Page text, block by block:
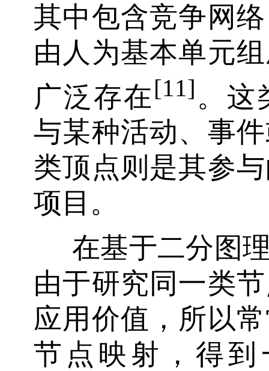
其中包含竞争网
由人为基本单元
广泛存在[11] 。这
与某种活动、事
类顶点则是其参
项目。
在基于二分图
由于研究同一类
应用价值，所以
节点映射，得到